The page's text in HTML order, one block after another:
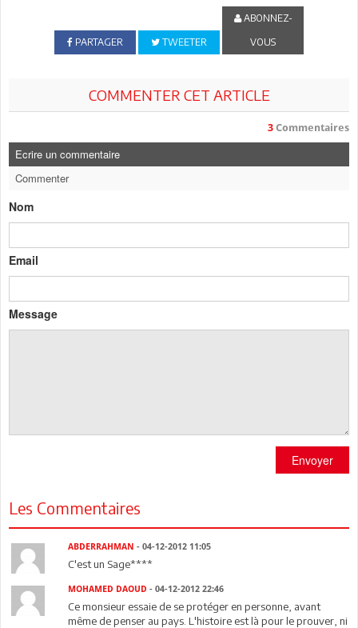
PARTAGER TWEETER
ABONNEZ-
VOUS
COMMENTER CET ARTICLE
3 Commentaires
Ecrire un commentaire
Commenter
Nom
Email
Message
Envoyer
Les Commentaires
ABDERRAHMAN - 04-12-2012 11:05
C'est un Sage****
MOHAMED DAOUD - 04-12-2012 22:46
Ce monsieur essaie de se protéger en personne, avant
même de penser au pays. L'histoire est là pour le prouver, ni